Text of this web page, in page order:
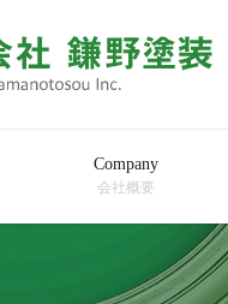
Company
会社概要